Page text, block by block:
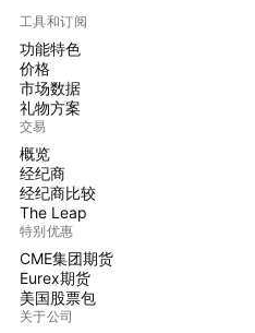
工具和订阅
功能特色
价格
市场数据
礼物方案
交易
概览
经纪商
经纪商比较
The Leap
特别优惠
CME集团期货
Eurex期货
美国股票包
关于公司